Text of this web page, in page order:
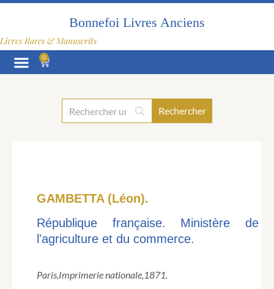
Aller
Bonnefoi Livres Anciens
Livres Rares & Manuscrits
0
Panier
GAMBETTA (Léon).
République française. Ministère de
l'agriculture et du commerce.
Paris,Imprimerie nationale,1871.